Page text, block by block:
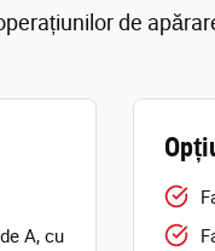
de
A, cu